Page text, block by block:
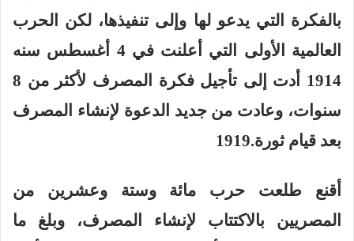
بالفكرة التي يدعو لها وإلى تنفيذها، لكن الحرب
العالمية الأولى التي أعلنت في 4 أغسطس سنه
1914 أدت إلى تأجيل فكرة المصرف لأكثر من 8
سنوات، وعادت من جديد الدعوة لإنشاء المصرف
بعد قيام ثورة1919.
أقنع طلعت حرب مائة وستة وعشرين من
المصريين بالاكتتاب لإنشاء المصرف، وبلغ ما